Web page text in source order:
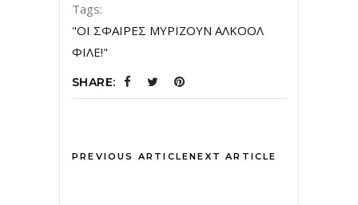
Tags:
"ΟΙ ΣΦΑΙΡΕΣ ΜΥΡΙΖΟΥΝ ΑΛΚΟΟΛ
ΦΙΛΕ!"
SHARE:
PREVIOUS ARTICLENEXT ARTICLE